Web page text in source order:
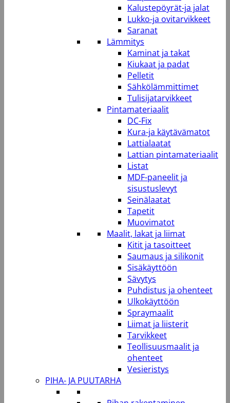
Kalustepöyrät-ja jalat
Lukko-ja ovitarvikkeet
Saranat
Lämmitys
Kaminat ja takat
Kiukaat ja padat
Pelletit
Sähkölämmittimet
Tulisijatarvikkeet
Pintamateriaalit
DC-Fix
Kura-ja käytävämatot
Lattialaatat
Lattian pintamateriaalit
Listat
MDF-paneelit ja
sisustuslevyt
Seinälaatat
Tapetit
Muovimatot
Maalit, lakat ja liimat
Kitit ja tasoitteet
Saumaus ja silikonit
Sisäkäyttöön
Sävytys
Puhdistus ja ohenteet
Ulkokäyttöön
Spraymaalit
Liimat ja liisterit
Tarvikkeet
Teollisuusmaalit ja
ohenteet
Vesieristys
PIHA- JA PUUTARHA